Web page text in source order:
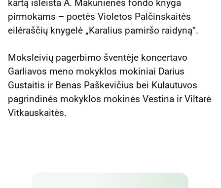
kartą išleista A. Makūnienės fondo knyga
pirmokams – poetės Violetos Palčinskaitės
eilėraščių knygelė „Karalius pamiršo raidyną“.
Moksleivių pagerbimo šventėje koncertavo
Garliavos meno mokyklos mokiniai Darius
Gustaitis ir Benas Paškevičius bei Kulautuvos
pagrindinės mokyklos mokinės Vestina ir Viltarė
Vitkauskaitės.